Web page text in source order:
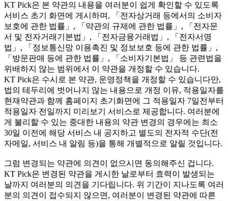
KT Pick은 본 약관의 내용을 여러분이 쉽게 확인할 수 있도록
서비스 초기 화면에 게시하며, 「전자상거래 등에서의 소비자
보호에 관한 법률」, 「약관의 규제에 관한 법률」, 「전자문
서 및 전자거래기본법」, 「전자금융거래법」, 「전자서명
법」, 「정보통신망 이용촉진 및 정보보호 등에 관한 법률」,
「방문판매 등에 관한 법률」, 「소비자기본법」 등 관련법을
위배하지 않는 범위에서 이 약관을 개정할 수 있습니다.
KT Pick은 수시로 본 약관, 운영정책을 개정할 수 있습니다만,
법의 테두리에 벗어나지 않는 내용으로 개정 이유, 적용일자를
현재약관과 함께 홈페이지 초기화면에 그 적용일자 7일전부터
적용일자 전일까지 미리보기 서비스로 제공합니다. 여러분에
게 불리할 수 있는 중대한 내용의 약관 변경의 경우에는 최소
30일 이전에 해당 서비스 내 공지하고 별도의 전자적 수단(전
자메일, 서비스 내 알림 등)을 통해 개별적으로 알릴 것입니다.
그럼 변경되는 약관에 의견이 없으시면 동의해주신 겁니다.
KT Pick은 변경된 약관을 게시한 날로부터 효력이 발생되는
날까지 여러분의 의견을 기다립니다. 위 기간이 지나도록 여러
분의 의견이 접수되지 않으면, 여러분이 변경된 약관에 따른